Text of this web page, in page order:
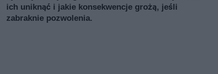
ich uniknąć i jakie konsekwencje grożą, jeśli
zabraknie pozwolenia.